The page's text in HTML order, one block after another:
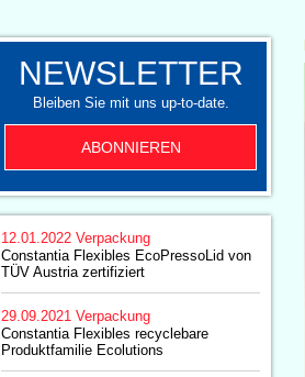
NEWSLETTER
Bleiben Sie mit uns up-to-date.
ABONNIEREN
12.01.2022 Verpackung
Constantia Flexibles EcoPressoLid von
TÜV Austria zertifiziert
29.09.2021 Verpackung
Constantia Flexibles recyclebare
Produktfamilie Ecolutions